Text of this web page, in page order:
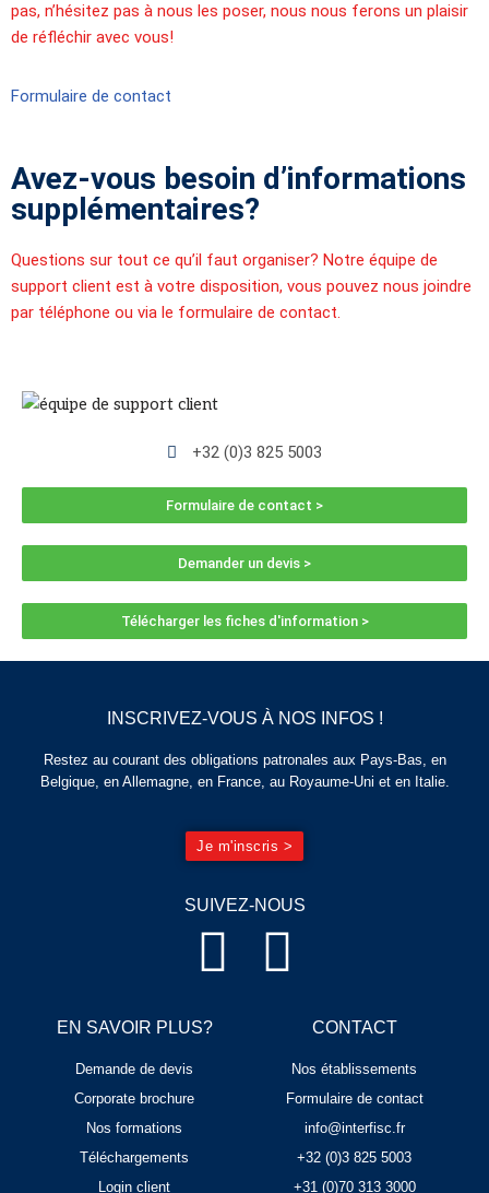
Avez-vous besoin d’informations
supplémentaires?
Questions sur tout ce qu’il faut organiser? Notre équipe de
support client est à votre disposition, vous pouvez nous joindre
par téléphone ou via le formulaire de contact.
+32 (0)3 825 5003
Formulaire de contact >
Demander un devis >
Télécharger les fiches d'information >
pas, n’hésitez pas à nous les poser, nous nous ferons un plaisir
de réfléchir avec vous!
Formulaire de contact
CONTACT
Nos établissements
Formulaire de contact
info@interfisc.fr
+32 (0)3 825 5003
+31 (0)70 313 3000
EN SAVOIR PLUS?
Demande de devis
Corporate brochure
Nos formations
Téléchargements
Login client
SUIVEZ-NOUS
INSCRIVEZ-VOUS À NOS INFOS !
Restez au courant des obligations patronales aux Pays-Bas, en
Belgique, en Allemagne, en France, au Royaume-Uni et en Italie.
Je m'inscris >